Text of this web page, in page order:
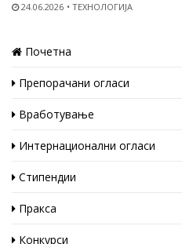
24.06.2026 ТЕХНОЛОГИЈА
Почетна
Препорачани огласи
Вработување
Интернационални огласи
Стипендии
Пракса
Конкурси